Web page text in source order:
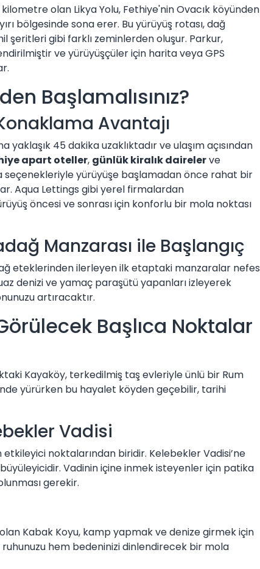
olan Likya Yolu, Fethiye'nin Ovacık köyünden
bölgesinde sona erer. Bu yürüyüş rotası, dağ
şeritleri gibi farklı zeminlerden oluşur. Parkur,
ve yürüyüşçüler için harita veya GPS
Başlamalısınız?
Avantajı
yaklaşık 45 dakika uzaklıktadır ve ulaşım açısından
apart oteller, günlük kiralık dairelerve
seçenekleriyle yürüyüşe başlamadan önce rahat bir
Aqua Lettings gibi yerel firmalardan
öncesi ve sonrası için konforlu bir mola noktası
Manzarası ile Başlangıç
eteklerinden ilerleyen ilk etaptaki manzaralar nefes
denizi ve yamaç paraşütü yapanları izleyerek
artıracaktır.
Başlıca Noktalar
Kayaköy, terkedilmiş taş evleriyle ünlü bir Rum
yürürken bu hayalet köyden geçebilir, tarihi
Vadisi
etkileyici noktalarından biridir. Kelebekler Vadisi’ne
Vadinin içine inmek isteyenler için patika
gerekir.
Kabak Koyu, kamp yapmak ve denize girmek için
ruhunuzu hem bedeninizi dinlendirecek bir mola